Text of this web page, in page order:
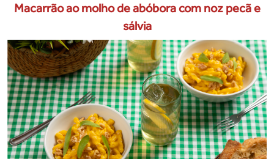
Macarrão ao molho de abóbora com noz pecã e
sálvia